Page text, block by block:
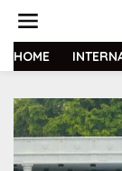
t
HOME